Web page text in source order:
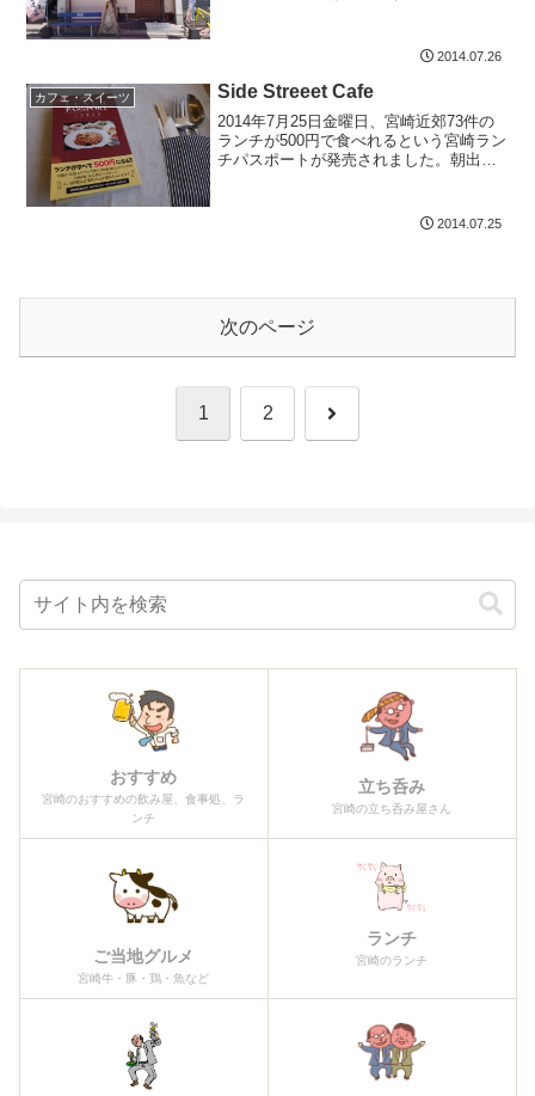
したが、ランチパスポートのおかげで、
2014.07.26
カフェ・スイーツ Side Streeet Cafe
2014年7月25日金曜日、宮崎近郊73件の
ランチが500円で食べれるという宮崎ラン
チパスポートが発売されました。朝出社
うど、ワウディに行くしカリーノ宮崎近
2014.07.25
次のページ
1 2 次
おすすめ
宮崎のおすすめの飲み屋、食事処、ラ
ンチ
立ち呑み
宮崎の立ち呑み屋さん
ご当地グルメ
宮崎牛・豚・鶏・魚など
ランチ
宮崎のランチ